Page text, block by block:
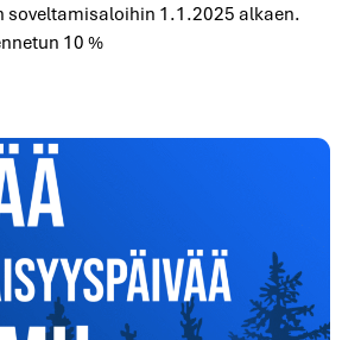
soveltamisaloihin 1.1.2025 alkaen.
10 %